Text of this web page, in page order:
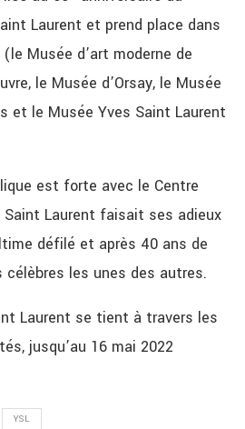
Laurent et prend place dans
Musée d’art moderne de
le Musée d’Orsay, le Musée
et le Musée Yves Saint Laurent
est forte avec le Centre
Saint Laurent faisait ses adieux
défilé et après 40 ans de
les unes des autres.
Laurent se tient à travers les
jusqu’au 16 mai 2022
YSL